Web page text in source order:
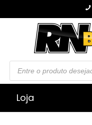
Pesquisar
produtos
Loja